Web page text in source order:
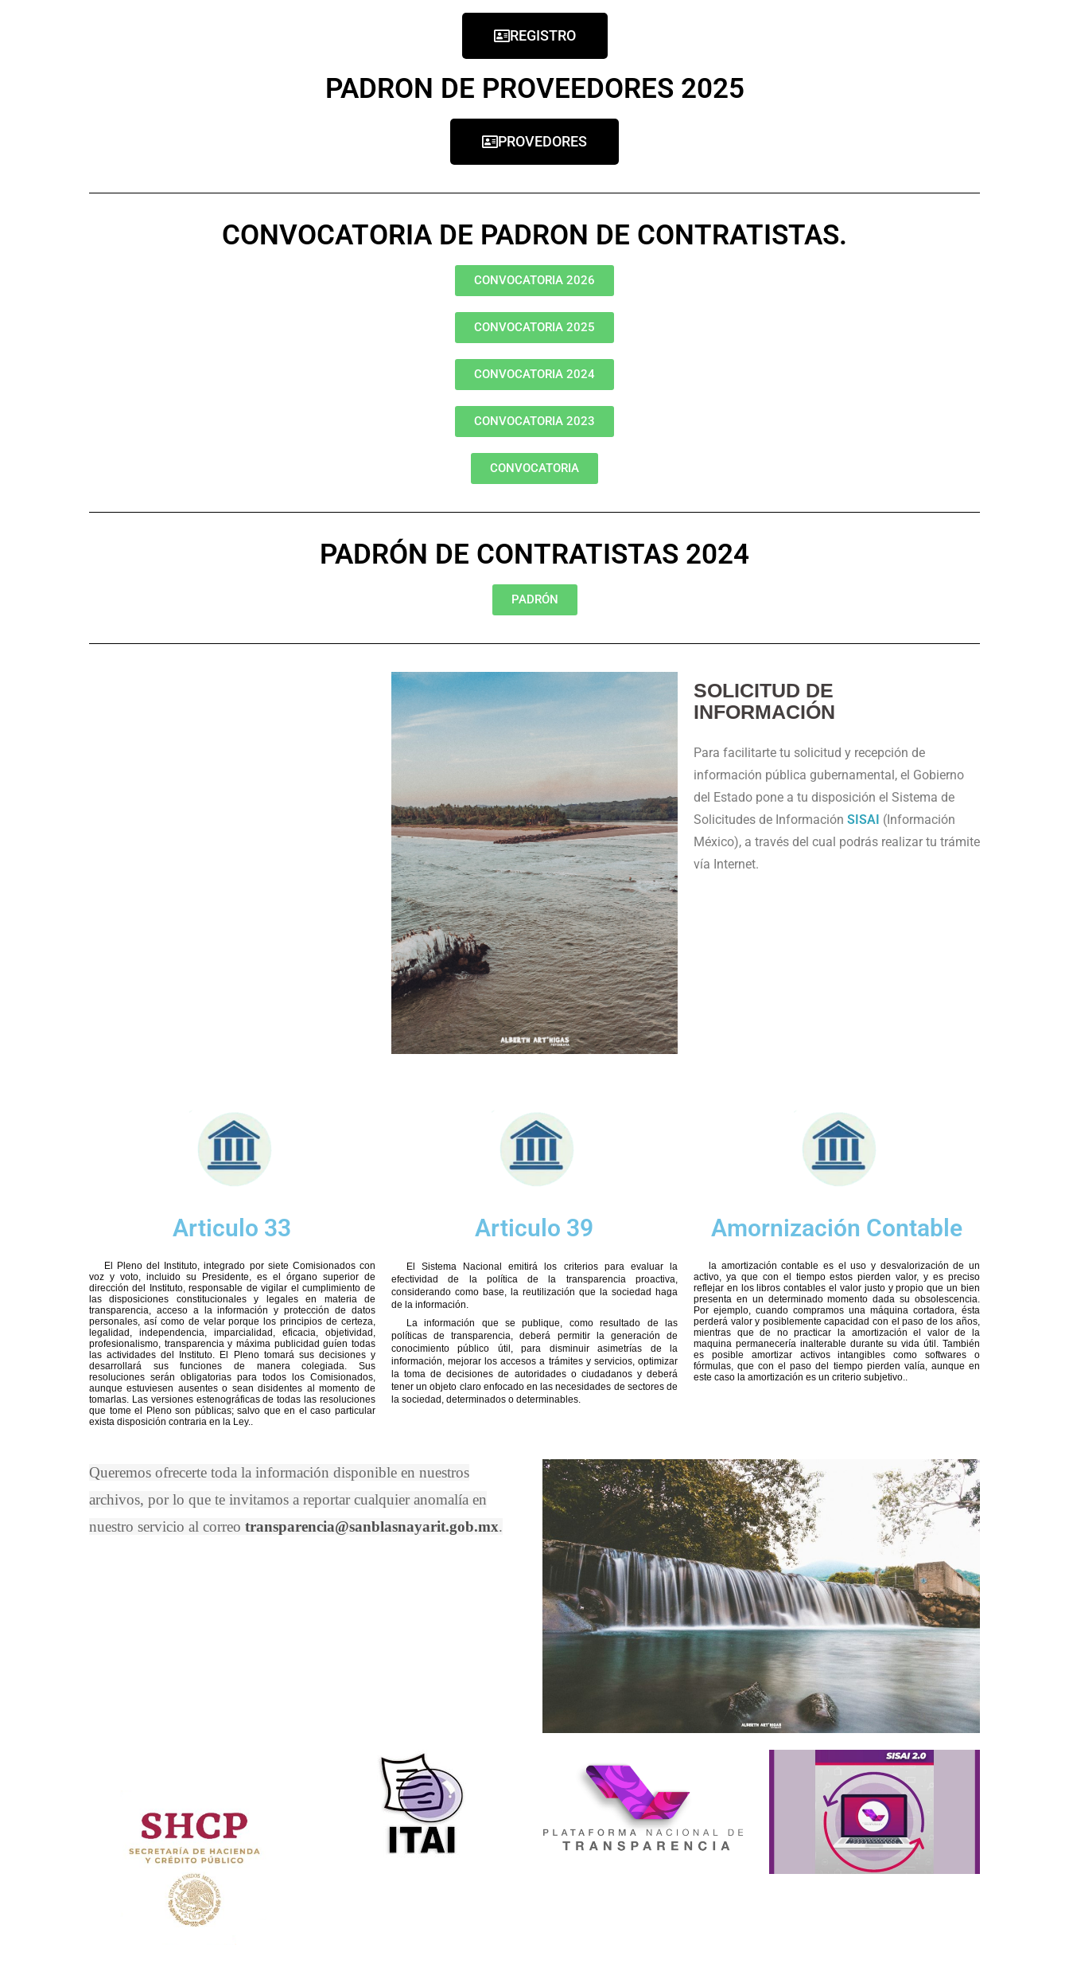
REGISTRO
PADRON DE PROVEEDORES 2025
PROVEDORES
CONVOCATORIA DE PADRON DE CONTRATISTAS.
CONVOCATORIA 2026
CONVOCATORIA 2025
CONVOCATORIA 2024
CONVOCATORIA 2023
CONVOCATORIA
PADRÓN DE CONTRATISTAS 2024
PADRÓN
SOLICITUD DE
INFORMACIÓN
Para facilitarte tu solicitud y recepción de
información pública gubernamental, el Gobierno
del Estado pone a tu disposición el Sistema de
Solicitudes de Información SISAI (Información
México), a través del cual podrás realizar tu trámite
vía Internet.
Articulo 33
El Pleno del Instituto, integrado por siete Comisionados con
voz y voto, incluido su Presidente, es el órgano superior de
dirección del Instituto, responsable de vigilar el cumplimiento de
las disposiciones constitucionales y legales en materia de
transparencia, acceso a la información y protección de datos
personales, así como de velar porque los principios de certeza,
legalidad, independencia, imparcialidad, eficacia, objetividad,
profesionalismo, transparencia y máxima publicidad guíen todas
las actividades del Instituto. El Pleno tomará sus decisiones y
desarrollará sus funciones de manera colegiada. Sus
resoluciones serán obligatorias para todos los Comisionados,
aunque estuviesen ausentes o sean disidentes al momento de
tomarlas. Las versiones estenográficas de todas las resoluciones
que tome el Pleno son públicas; salvo que en el caso particular
exista disposición contraria en la Ley..
Articulo 39
El Sistema Nacional emitirá los criterios para evaluar la
efectividad de la política de la transparencia proactiva,
considerando como base, la reutilización que la sociedad haga
de la información.
La información que se publique, como resultado de las
políticas de transparencia, deberá permitir la generación de
conocimiento público útil, para disminuir asimetrías de la
información, mejorar los accesos a trámites y servicios, optimizar
la toma de decisiones de autoridades o ciudadanos y deberá
tener un objeto claro enfocado en las necesidades de sectores de
la sociedad, determinados o determinables.
Amornización Contable
la amortización contable es el uso y desvalorización de un
activo, ya que con el tiempo estos pierden valor, y es preciso
reflejar en los libros contables el valor justo y propio que un bien
presenta en un determinado momento dada su obsolescencia.
Por ejemplo, cuando compramos una máquina cortadora, ésta
perderá valor y posiblemente capacidad con el paso de los años,
mientras que de no practicar la amortización el valor de la
maquina permanecería inalterable durante su vida útil. También
es posible amortizar activos intangibles como softwares o
fórmulas, que con el paso del tiempo pierden valía, aunque en
este caso la amortización es un criterio subjetivo..
Queremos ofrecerte toda la información disponible en nuestros
archivos, por lo que te invitamos a reportar cualquier anomalía en
nuestro servicio al correo transparencia@sanblasnayarit.gob.mx.